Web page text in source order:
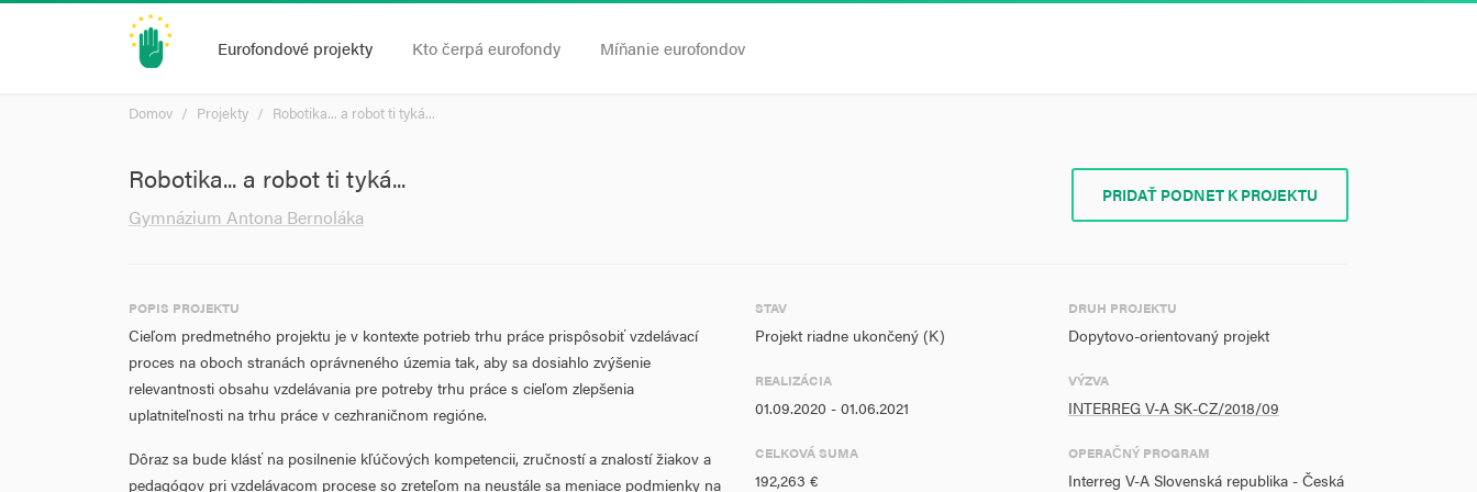
Eurofondové projekty Kto čerpá eurofondy Míňanie eurofondov
Domov Projekty Robotika... a robot ti tyká...
Robotika... a robot ti tyká...
Gymnázium Antona Bernoláka
PRIDAŤ PODNET K PROJEKTU
POPIS PROJEKTU
Cieľom predmetného projektu je v kontexte potrieb trhu práce prispôsobiť vzdelávací
proces na oboch stranách oprávneného územia tak, aby sa dosiahlo zvýšenie
relevantnosti obsahu vzdelávania pre potreby trhu práce s cieľom zlepšenia
uplatniteľnosti na trhu práce v cezhraničnom regióne.
Dôraz sa bude klásť na posilnenie kľúčových kompetencii, zručností a znalostí žiakov a
pedagógov pri vzdelávacom procese so zreteľom na neustále sa meniace podmienky na
STAV
Projekt riadne ukončený (K)
REALIZÁCIA
01.09.2020 - 01.06.2021
CELKOVÁ SUMA
192,263 €
DRUH PROJEKTU
Dopytovo-orientovaný projekt
VÝZVA
INTERREG V-A SK-CZ/2018/09
OPERAČNÝ PROGRAM
Interreg V-A Slovenská republika - Česká